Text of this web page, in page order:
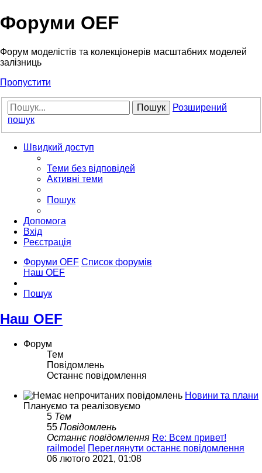
Форуми OEF
Форум моделістів та колекціонерів масштабних моделей
залізниць
Пропустити
Пошук
Розширений
пошук
Швидкий доступ
Теми без відповідей
Активні теми
Пошук
Допомога
Вхід
Реєстрація
Форуми OEF Список форумів
Наш OEF
Пошук
Наш OEF
Форум
Тем
Повідомлень
Останнє повідомлення
Новини та плани
Плануємо та реалізовуємо
5 Тем
55 Повідомлень
Останнє повідомлення Re: Всем привет!
railmodel Переглянути останнє повідомлення
06 лютого 2021, 01:08